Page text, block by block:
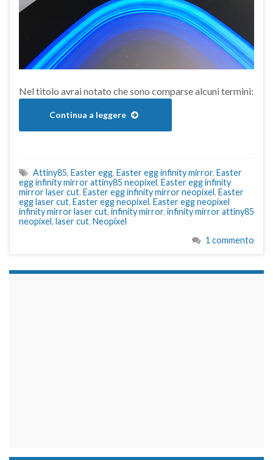
Nel titolo avrai notato che sono comparse alcuni termini:
Continua a leggere
Attiny85, Easter egg, Easter egg infinity mirror, Easter
egg infinity mirror attiny85 neopixel, Easter egg infinity
mirror laser cut, Easter egg infinity mirror neopixel, Easter
egg laser cut, Easter egg neopixel, Easter egg neopixel
infinity mirror laser cut, infinity mirror, infinity mirror attiny85
neopixel, laser cut, Neopixel
1 commento